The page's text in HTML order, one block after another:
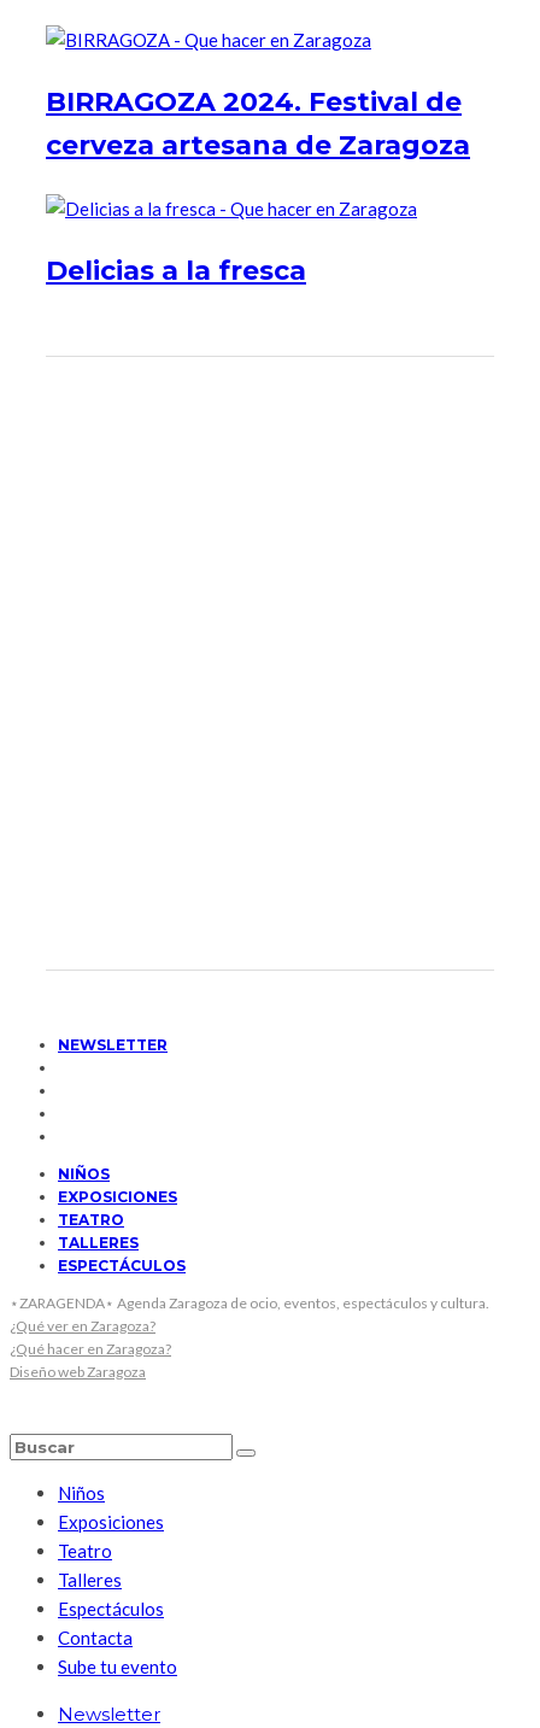
BIRRAGOZA 2024. Festival de
cerveza artesana de Zaragoza
Delicias a la fresca
NEWSLETTER
NIÑOS
EXPOSICIONES
TEATRO
TALLERES
ESPECTÁCULOS
⋆ZARAGENDA⋆ Agenda Zaragoza de ocio, eventos, espectáculos y cultura.
¿Qué ver en Zaragoza?
¿Qué hacer en Zaragoza?
Diseño web Zaragoza
Niños
Exposiciones
Teatro
Talleres
Espectáculos
Contacta
Sube tu evento
Newsletter